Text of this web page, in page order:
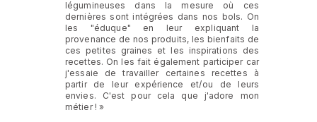
légumineuses dans la mesure où ces
dernières sont intégrées dans nos bols. On
les "éduque" en leur expliquant la
provenance de nos produits, les bienfaits de
ces petites graines et les inspirations des
recettes. On les fait également participer car
j'essaie de travailler certaines recettes à
partir de leur expérience et/ou de leurs
envies. C'est pour cela que j'adore mon
métier ! »